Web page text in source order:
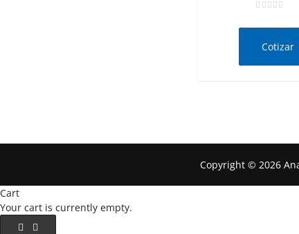
en
deCotizar
Copyright © 2026
Cart
Your cart is currently empty.